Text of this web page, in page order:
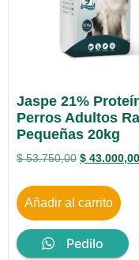
Jaspe 21%
Perros Adultos
Pequeñas 20kg
$53.750,00 $ 43.000,00
Añadir al carrito
Pedilo